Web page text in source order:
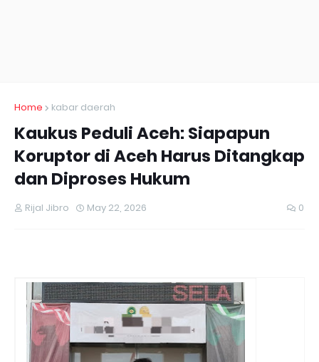
Home kabar daerah
Kaukus Peduli Aceh: Siapapun
Koruptor di Aceh Harus Ditangkap
dan Diproses Hukum
Rijal Jibro May 22, 2026 0